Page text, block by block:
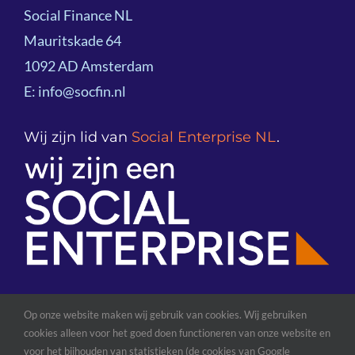
Kennisdeling
Onze klanten
Podcast
Team
Bestuur
Partners
Global Network
Social Finance NL
Mauritskade 64
1092 AD Amsterdam
E: info@socfin.nl
Wij zijn lid van Social Enterprise NL.
© Copyright 2026| Social Finance NL | Algemene
Op onze website maken wij gebruik van cookies. Wij gebruiken
cookies alleen voor het goed doen functioneren van onze website en
voor het bijhouden van statistieken (de cookies van Google